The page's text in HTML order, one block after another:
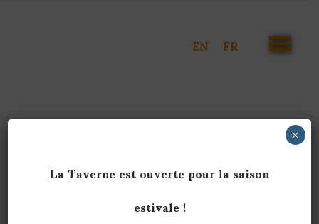
EN FR
La Taverne est ouverte pour la saison
estivale !
×